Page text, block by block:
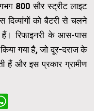
800 सौर स्ट्रीट लाइट
दिव्यांगों को बैटरी से चलने
हैं। रिफाइनरी के आस-पास
किया गया है, जो दूर-दराज के
हैं और इस प्रकार ग्रामीण